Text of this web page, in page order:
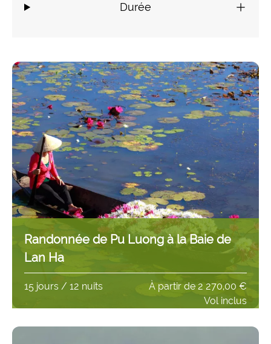
Durée
Randonnée de Pu Luong à la Baie de
Lan Ha
15 jours / 12 nuits
Vol inclus
À partir de 2 270,00 €